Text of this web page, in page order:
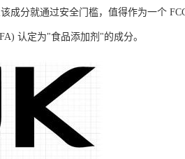
分就通过安全门槛，值得作为一个
认定为"食品添加剂"的成分。